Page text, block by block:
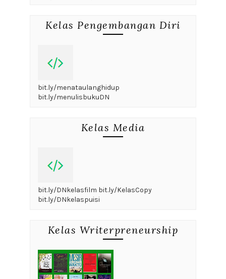
Kelas Pengembangan Diri
bit.ly/menataulanghidup
bit.ly/menulisbukuDN
Kelas Media
bit.ly/DNkelasfilm bit.ly/KelasCopy
bit.ly/DNkelaspuisi
Kelas Writerpreneurship